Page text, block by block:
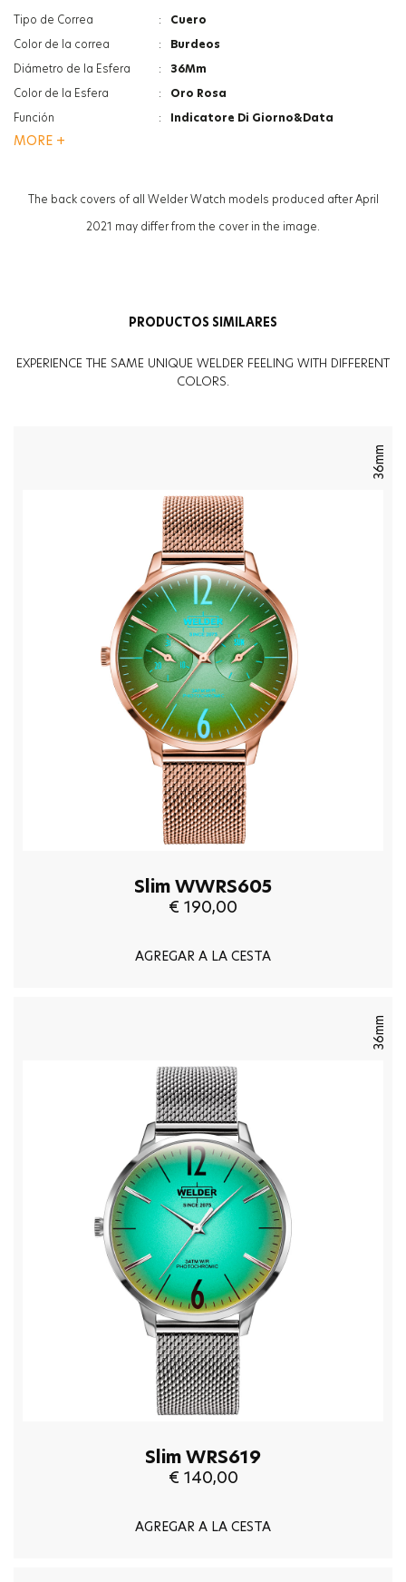
Tipo de Correa :
Cuero
Color de la correa
:
Burdeos
Diámetro de la Esfera
:
36Mm
Color de la Esfera
:
Oro Rosa
Función
:
Indicatore Di Giorno&Data
Tipo De Cristal
Grosor de la caja
:
8.6Mm
MORE +
The back covers of all Welder Watch models produced after April
2021 may differ from the cover in the image.
PRODUCTOS SIMILARES
EXPERIENCE THE SAME UNIQUE WELDER FEELING WITH DIFFERENT
COLORS.
36mm
Slim WWRS605
€ 190,00
AGREGAR A LA CESTA
36mm
Slim WRS619
€ 140,00
AGREGAR A LA CESTA